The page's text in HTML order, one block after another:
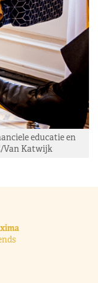
educatie en
Van Katwijk